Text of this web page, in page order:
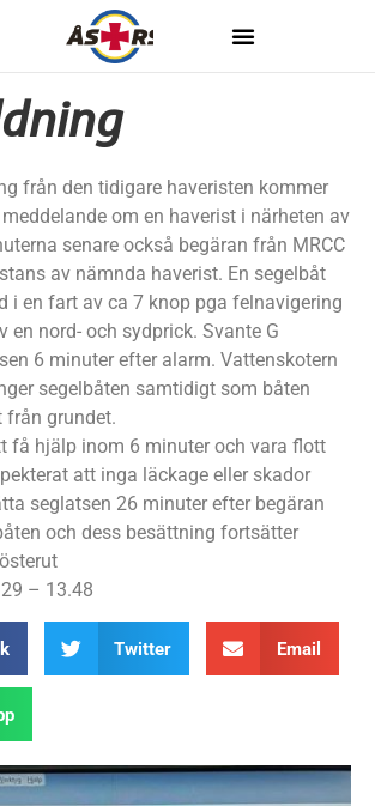
från den tidigare haveristen kommer
om en haverist i närheten av
senare också begäran från MRCC
av nämnda haverist. En segelbåt
i en fart av ca 7 knop pga felnavigering
en nord- och sydprick. Svante G
6 minuter efter alarm. Vattenskotern
segelbåten samtidigt som båten
från grundet.
få hjälp inom 6 minuter och vara flott
att inga läckage eller skador
seglatsen 26 minuter efter begäran
och dess besättning fortsätter
– 13.48
Twitter Email